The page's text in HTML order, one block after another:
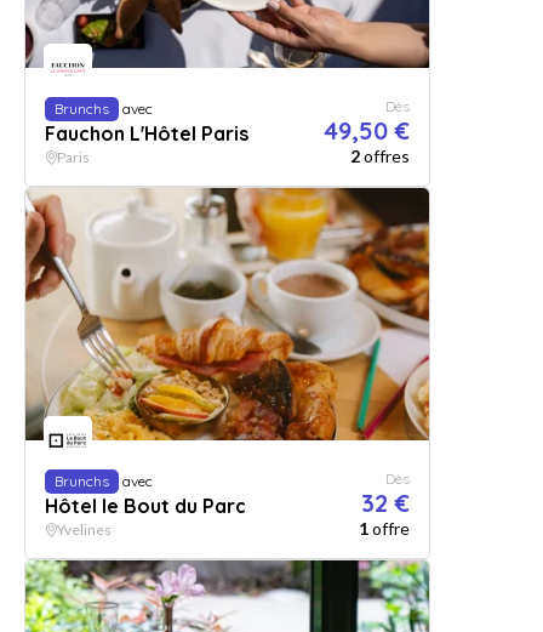
Brunchs avec
Fauchon L'Hôtel Paris
Dès
49,50 €
Paris 2offres
Brunchs avec
Hôtel le Bout du Parc
Dès
32 €
Yvelines 1offre